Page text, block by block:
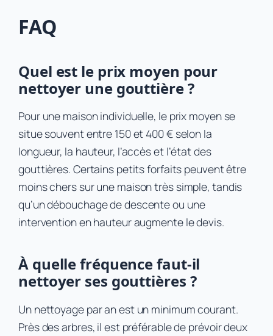
FAQ
Quel est le prix moyen pour
nettoyer une gouttière ?
Pour une maison individuelle, le prix moyen se
situe souvent entre 150 et 400 € selon la
longueur, la hauteur, l’accès et l’état des
gouttières. Certains petits forfaits peuvent être
moins chers sur une maison très simple, tandis
qu’un débouchage de descente ou une
intervention en hauteur augmente le devis.
À quelle fréquence faut-il
nettoyer ses gouttières ?
Un nettoyage par an est un minimum courant.
Près des arbres, il est préférable de prévoir deux